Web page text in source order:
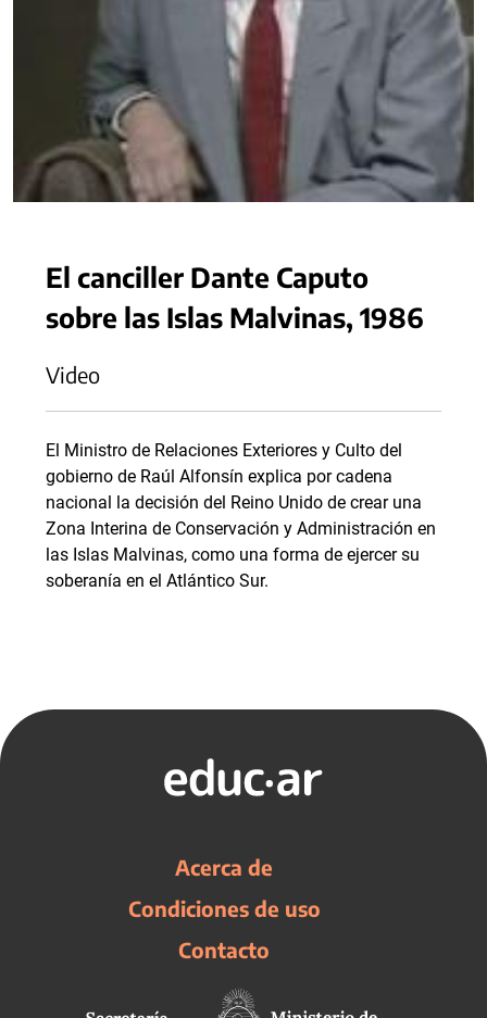
El canciller Dante Caputo
sobre las Islas Malvinas, 1986
Video
El Ministro de Relaciones Exteriores y Culto del
gobierno de Raúl Alfonsín explica por cadena
nacional la decisión del Reino Unido de crear una
Zona Interina de Conservación y Administración en
las Islas Malvinas, como una forma de ejercer su
soberanía en el Atlántico Sur.
Acerca de
Condiciones de uso
Contacto